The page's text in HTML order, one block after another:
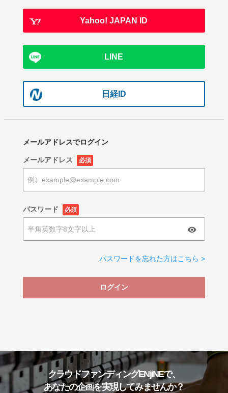
Yahoo! JAPAN ID
LINE
日経ID
メールアドレスでログイン
メールアドレス 必須
パスワード 必須
パスワードを忘れた方はこちら >
ログイン
クラウドファンディングENjiNEで、
あなたの企画を実現してみませんか？